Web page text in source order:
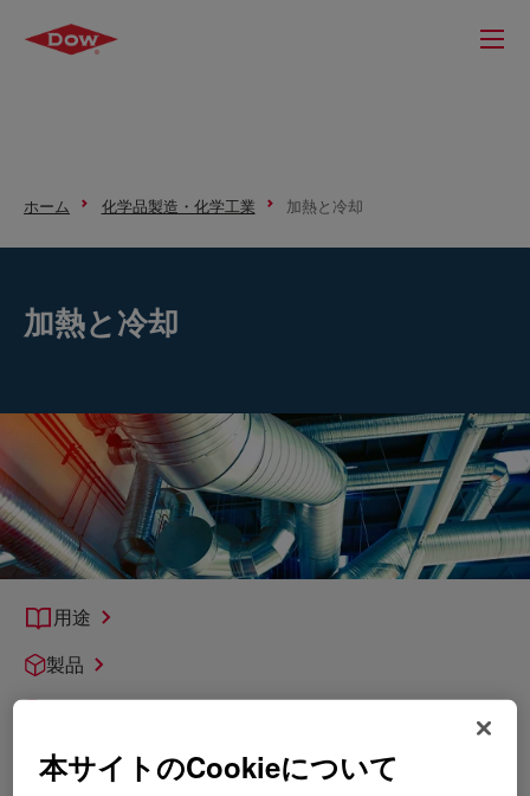
ホーム 化学品製造・化学工業 加熱と冷却
加熱と冷却
用途
製品
製品技術
本サイトのCookieについて